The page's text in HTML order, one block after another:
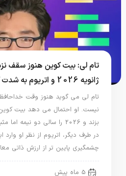
تام لی: بیت کوین هنوز سقف
ژانویه 2026 و اتریوم به شدت کمتر از ارزش واقعی
تام لی می گوید هنوز وقت
نیست. او احتمال می دهد بیت کوین
بزند و 2026 را سالی دو نیمه
در طرف دیگر، اتریوم از نظر او
چشمگیری پایین تر از ارزش ذاتی
5 ماه پیش